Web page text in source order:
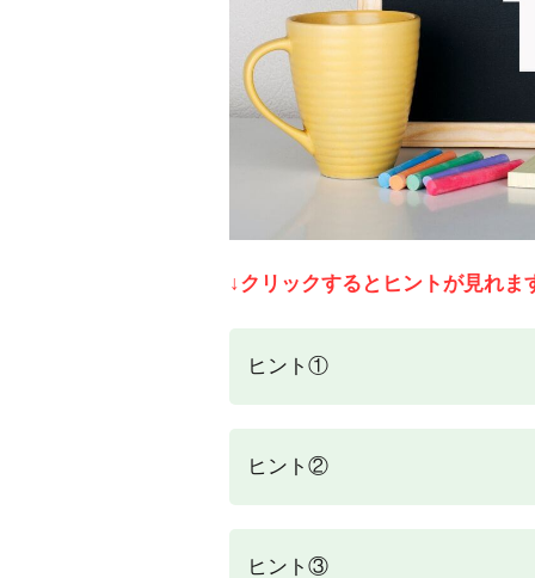
↓クリックするとヒントが見れま
ヒント①
ヒント②
ヒント③